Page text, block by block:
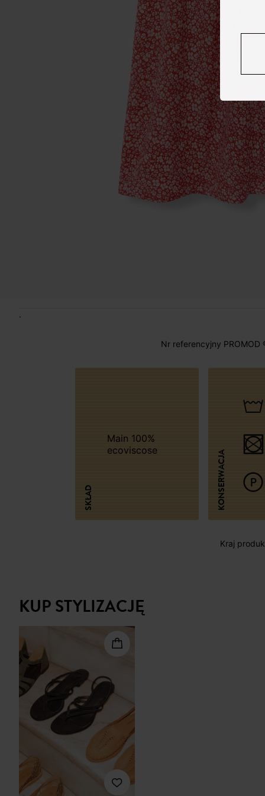
.
Nr referencyjny
SKŁAD
Main 100%
ecoviscose
KONSERWACJA
Kraj
KUP STYLIZACJĘ